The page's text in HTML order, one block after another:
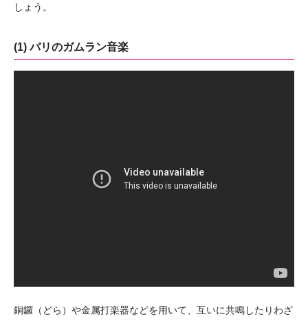
しょう。
(1) バリのガムラン音楽
銅鑼（どら）や金属打楽器などを用いて、互いに共鳴したりわざ